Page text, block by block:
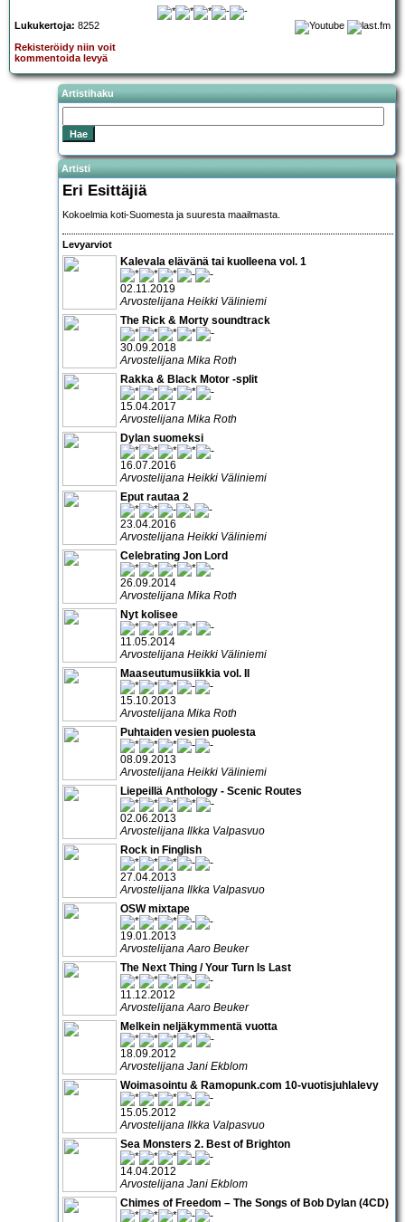
Lukukertoja: 8252
Rekisteröidy niin voit
kommentoida levyä
Artistihaku
Artisti
Eri Esittäjiä
Kokoelmia koti-Suomesta ja suuresta maailmasta.
Levyarviot
Kalevala elävänä tai kuolleena vol. 1
02.11.2019
Arvostelijana Heikki Väliniemi
The Rick & Morty soundtrack
30.09.2018
Arvostelijana Mika Roth
Rakka & Black Motor -split
15.04.2017
Arvostelijana Mika Roth
Dylan suomeksi
16.07.2016
Arvostelijana Heikki Väliniemi
Eput rautaa 2
23.04.2016
Arvostelijana Heikki Väliniemi
Celebrating Jon Lord
26.09.2014
Arvostelijana Mika Roth
Nyt kolisee
11.05.2014
Arvostelijana Heikki Väliniemi
Maaseutumusiikkia vol. II
15.10.2013
Arvostelijana Mika Roth
Puhtaiden vesien puolesta
08.09.2013
Arvostelijana Heikki Väliniemi
Liepeillä Anthology - Scenic Routes
02.06.2013
Arvostelijana Ilkka Valpasvuo
Rock in Finglish
27.04.2013
Arvostelijana Ilkka Valpasvuo
OSW mixtape
19.01.2013
Arvostelijana Aaro Beuker
The Next Thing / Your Turn Is Last
11.12.2012
Arvostelijana Aaro Beuker
Melkein neljäkymmentä vuotta
18.09.2012
Arvostelijana Jani Ekblom
Woimasointu & Ramopunk.com 10-vuotisjuhlalevy
15.05.2012
Arvostelijana Ilkka Valpasvuo
Sea Monsters 2. Best of Brighton
14.04.2012
Arvostelijana Jani Ekblom
Chimes of Freedom – The Songs of Bob Dylan (4CD)